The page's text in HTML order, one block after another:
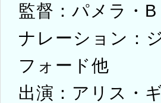
監督：パメラ・
ナレーション：
フォード他
出演：アリス・